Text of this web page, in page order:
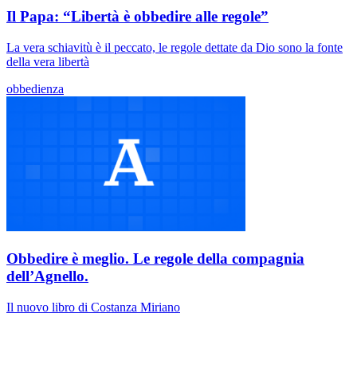
Il Papa: “Libertà è obbedire alle regole”
La vera schiavitù è il peccato, le regole dettate da Dio sono la fonte
della vera libertà
obbedienza
Obbedire è meglio. Le regole della compagnia
dell’Agnello.
Il nuovo libro di Costanza Miriano